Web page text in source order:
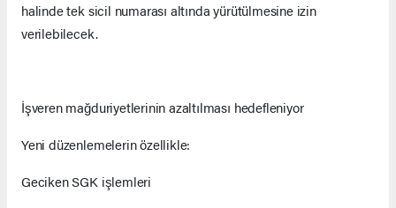
halinde tek sicil numarası altında yürütülmesine izin
verilebilecek.
İşveren mağduriyetlerinin azaltılması hedefleniyor
Yeni düzenlemelerin özellikle:
Geciken SGK işlemleri